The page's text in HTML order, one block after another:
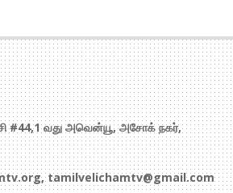
#44,1 வது அவென்யூ, அசோக் நகர்,
tamilvelichamtv@gmail.com